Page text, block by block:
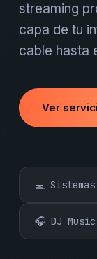
streaming
capa de tu
cable hasta
Ver
💻 Sistemas
🎧 DJ Music